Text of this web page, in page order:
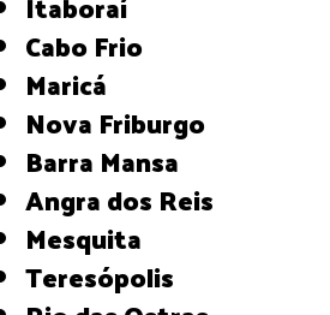
Cabo Frio
Maricá
Nova Friburgo
Barra Mansa
Angra dos Reis
Mesquita
Teresópolis